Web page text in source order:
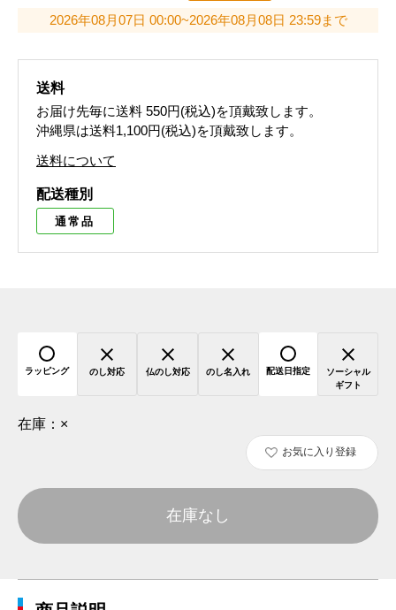
2026年08月07日 00:00~2026年08月08日 23:59まで
送料
お届け先毎に送料 550円(税込)を頂戴致します。
沖縄県は送料1,100円(税込)を頂戴致します。
送料について
配送種別
通常品
ラッピング のし対応 仏のし対応 のし名入れ 配送日指定
ソーシャル
ギフト
在庫： ×
お気に入り登録
在庫なし